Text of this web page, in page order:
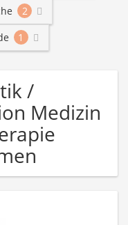
2
1
/
Medizin